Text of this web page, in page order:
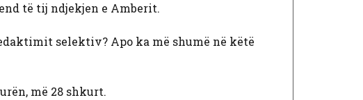
të tij ndjekjen e Amberit.
selektiv? Apo ka më shumë në këtë
më 28 shkurt.